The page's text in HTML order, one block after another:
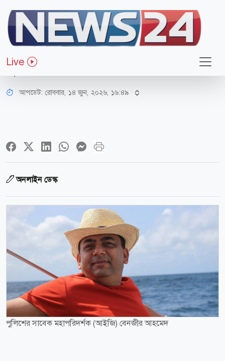
Live
জাতীয়
সাবেক আইজিপি বেনজীর আহমেদ
দুবাইয়ে গ্রেপ্তার
আপডেট: রোববার, ১৪ জুন, ২০২৬, ১৬:৪৯
অনলাইন ডেস্ক
পুলিশের সাবেক মহাপরিদর্শক (আইজি) বেনজীর আহমেদ